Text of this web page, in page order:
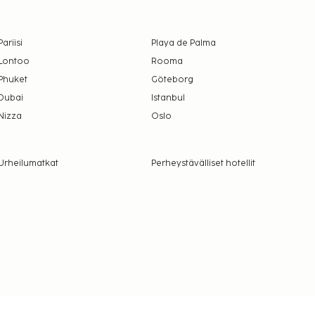
Playa de Palma
Rooma
Göteborg
Istanbul
Oslo
Perheystävälliset hotellit